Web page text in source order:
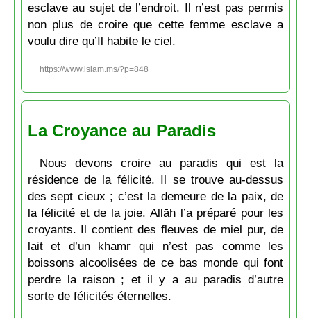
esclave au sujet de l’endroit. Il n’est pas permis
non plus de croire que cette femme esclave a
voulu dire qu’Il habite le ciel.
https://www.islam.ms/?p=848
La Croyance au Paradis
Nous devons croire au paradis qui est la
résidence de la félicité. Il se trouve au-dessus
des sept cieux ; c’est la demeure de la paix, de
la félicité et de la joie. Allāh l’a préparé pour les
croyants. Il contient des fleuves de miel pur, de
lait et d’un khamr qui n’est pas comme les
boissons alcoolisées de ce bas monde qui font
perdre la raison ; et il y a au paradis d’autre
sorte de félicités éternelles.